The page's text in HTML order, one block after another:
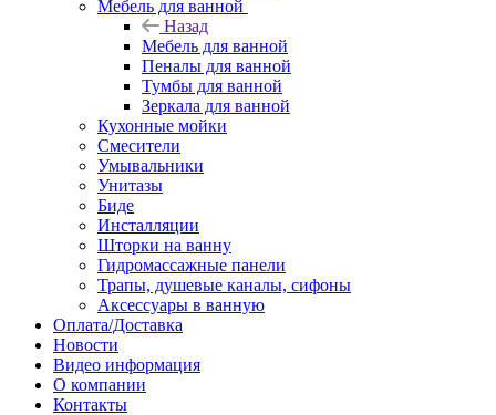
Мебель для ванной
Назад
Мебель для ванной
Пеналы для ванной
Тумбы для ванной
Зеркала для ванной
Кухонные мойки
Смесители
Умывальники
Унитазы
Биде
Инсталляции
Шторки на ванну
Гидромассажные панели
Трапы, душевые каналы, сифоны
Аксессуары в ванную
Оплата/Доставка
Новости
Видео информация
О компании
Контакты